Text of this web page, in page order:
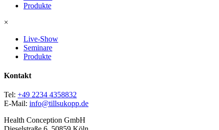
Produkte
×
Live-Show
Seminare
Produkte
Kontakt
Tel: +49 2234 4358832
E-Mail: info@tillsukopp.de
Health Conception GmbH